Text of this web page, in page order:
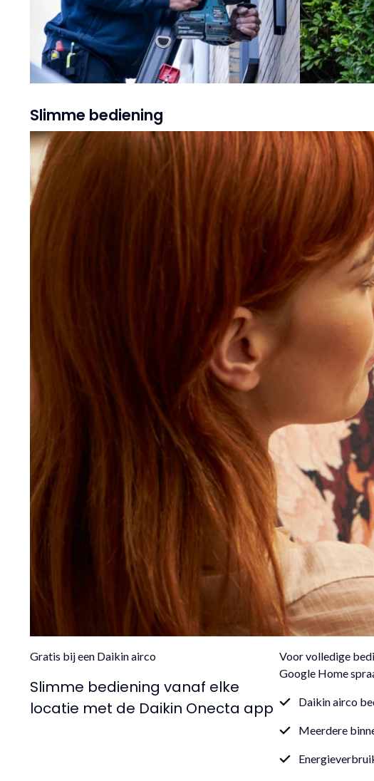
Slimme bediening
Gratis bij een Daikin airco
Slimme bediening vanaf elke
locatie met de Daikin Onecta app
Voor volledige
Google Home
Daikin airco
Meerdere